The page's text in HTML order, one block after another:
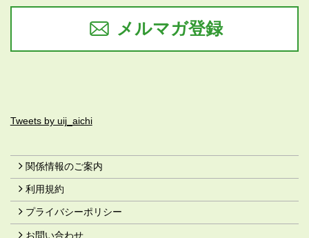
メルマガ登録
Tweets by uij_aichi
関係情報のご案内
利用規約
プライバシーポリシー
お問い合わせ